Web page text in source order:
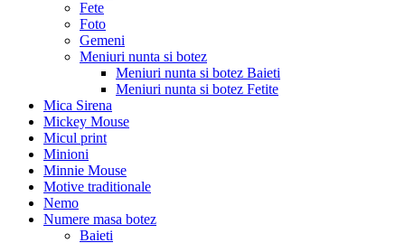
Fete
Foto
Gemeni
Meniuri nunta si botez
Meniuri nunta si botez Baieti
Meniuri nunta si botez Fetite
Mica Sirena
Mickey Mouse
Micul print
Minioni
Minnie Mouse
Motive traditionale
Nemo
Numere masa botez
Baieti